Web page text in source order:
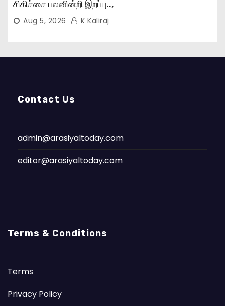
சிகிச்சை பலனின்றி இறப்பு..,
Aug 5, 2026 K Kaliraj
Contact Us
admin@arasiyaltoday.com
editor@arasiyaltoday.com
Terms & Conditions
Terms
Privacy Policy